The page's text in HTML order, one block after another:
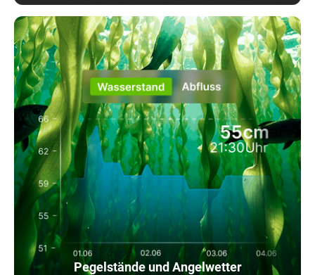
Pegelstände und Angelwetter